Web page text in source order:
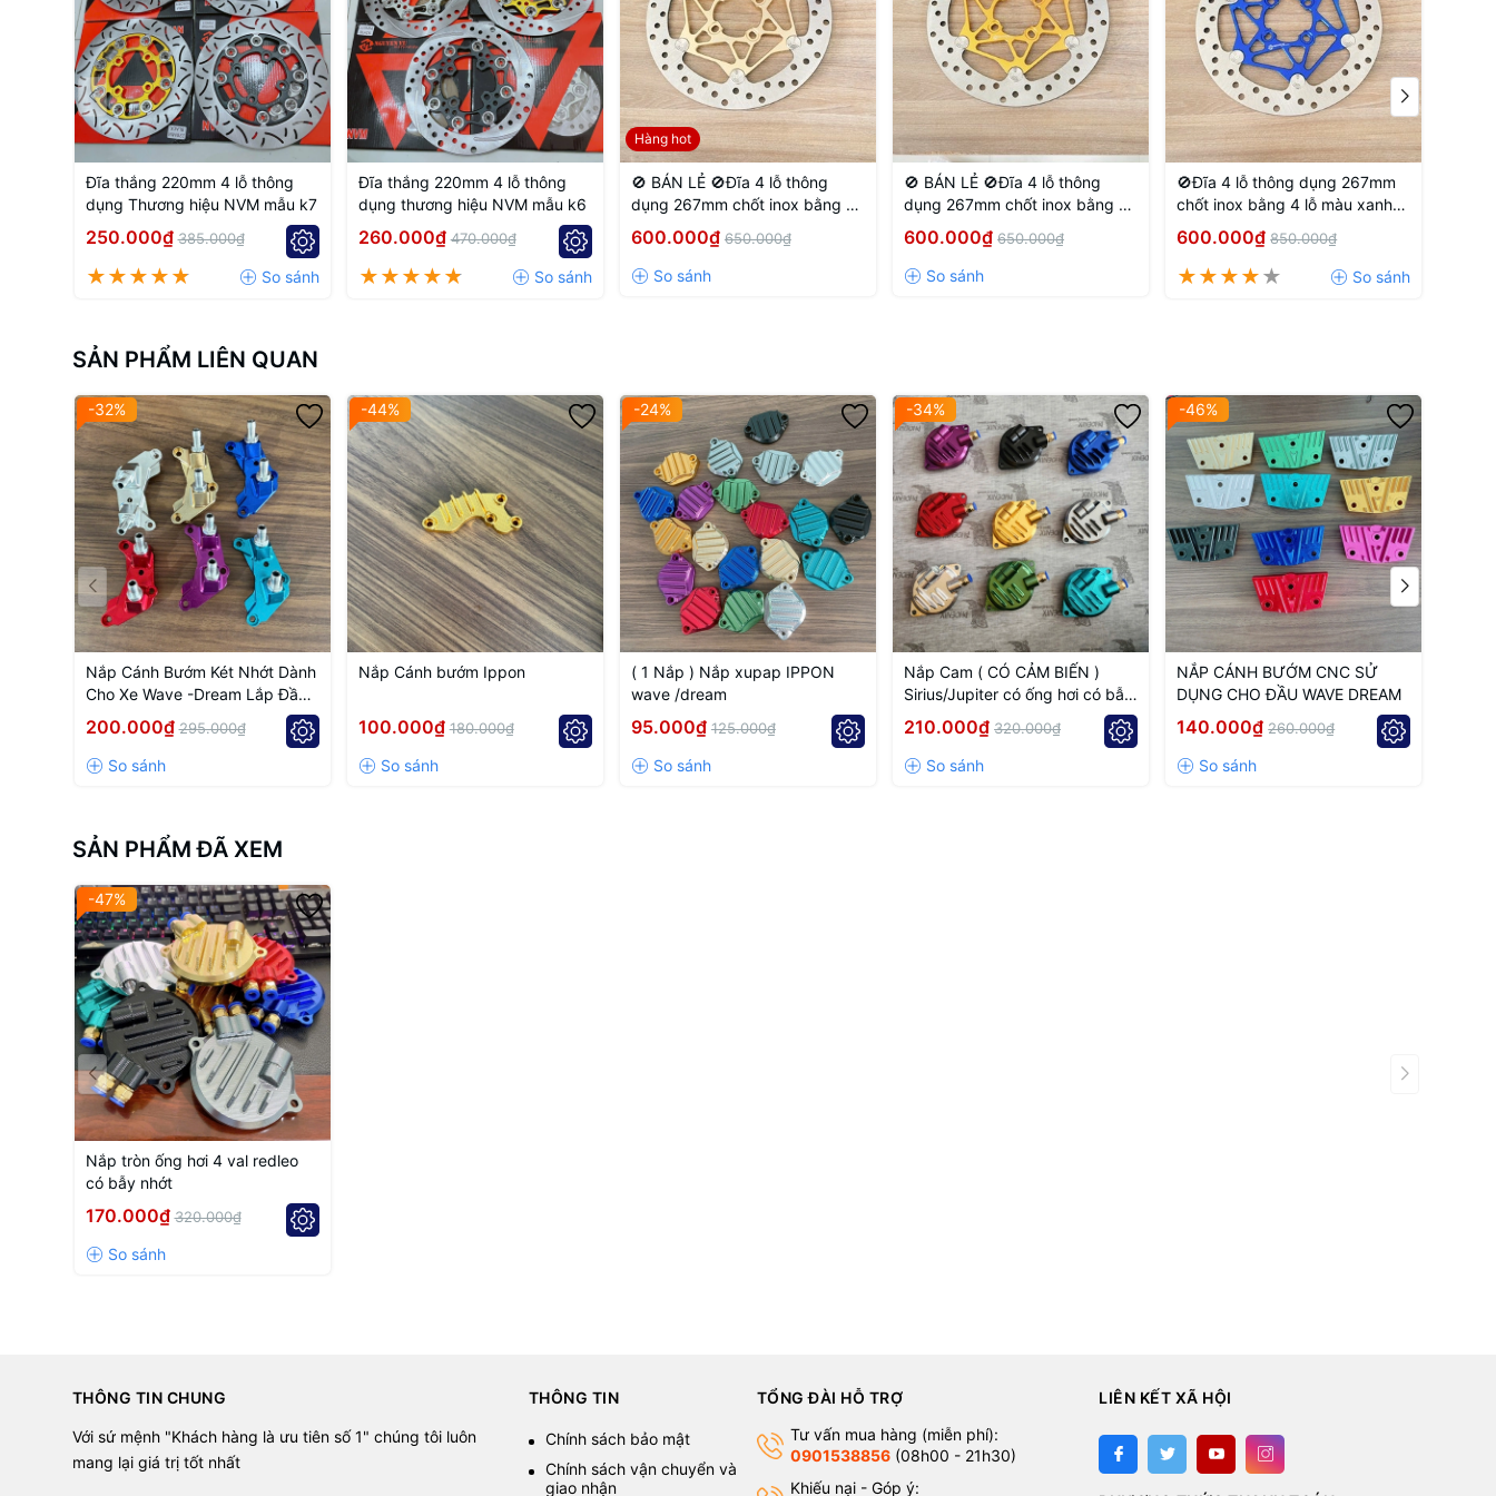
Đĩa thắng 220mm 4 lỗ thông
dụng Thương hiệu NVM mẫu k7
250.000₫ 385.000₫
Đĩa thắng 220mm 4 lỗ thông
dụng thương hiệu NVM mẫu k6
260.000₫ 470.000₫
Hàng hot
🚫 BÁN LẺ 🚫Đĩa 4 lỗ thông
dụng 267mm chốt inox bằng 4
lỗ màu Vàng nhạt
600.000₫ 650.000₫
🚫 BÁN LẺ 🚫Đĩa 4 lỗ thông
dụng 267mm chốt inox bằng 4
lỗ màu Vàng đồng
600.000₫ 650.000₫
🚫Đĩa 4 lỗ thông dụng 267mm
chốt inox bằng 4 lỗ màu xanh
dương
600.000₫ 850.000₫
SẢN PHẨM LIÊN QUAN
-32%
Nắp Cánh Bướm Két Nhớt Dành
Cho Xe Wave -Dream Lắp Đầu
Redleo 4Val
200.000₫ 295.000₫
-44%
Nắp Cánh bướm Ippon
100.000₫ 180.000₫
-24%
( 1 Nắp ) Nắp xupap IPPON
wave /dream
95.000₫ 125.000₫
-34%
Nắp Cam ( CÓ CẢM BIẾN )
Sirius/Jupiter có ống hơi có bẫy
nhớt
210.000₫ 320.000₫
-46%
NẮP CÁNH BƯỚM CNC SỬ
DỤNG CHO ĐẦU WAVE DREAM
140.000₫ 260.000₫
SẢN PHẨM ĐÃ XEM
-47%
Nắp tròn ống hơi 4 val redleo
có bẫy nhớt
170.000₫ 320.000₫
THÔNG TIN CHUNG
Với sứ mệnh "Khách hàng là ưu tiên số 1" chúng tôi luôn
mang lại giá trị tốt nhất
THÔNG TIN
Chính sách bảo mật
Chính sách vận chuyển và
giao nhận
TỔNG ĐÀI HỖ TRỢ
Tư vấn mua hàng (miễn phí):
0901538856(08h00 - 21h30)
Khiếu nại - Góp ý:
LIÊN KẾT XÃ HỘI